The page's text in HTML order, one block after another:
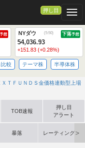
押し目
想 NYダウ (5:50) 下落予想
54,036.93
+151.83 (+0.28%)
較 テーマ株 半導体株
ＸＴＦＵＮＤＳ金価格連動型上場
TOB速報
押し目
アラート
暴落 レーティング格